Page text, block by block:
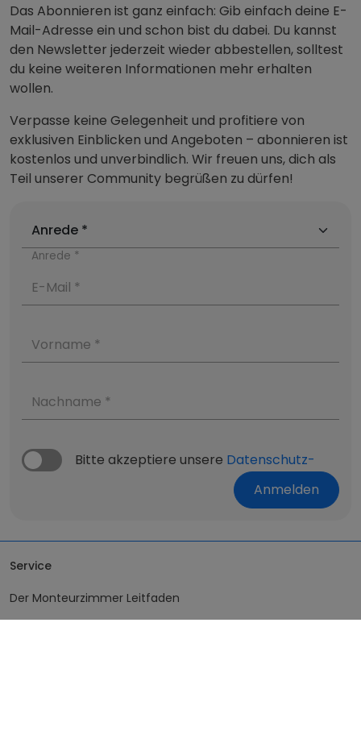
Das Abonnieren ist ganz einfach: Gib einfach deine E-
Mail-Adresse ein und schon bist du dabei. Du kannst
den Newsletter jederzeit wieder abbestellen, solltest
du keine weiteren Informationen mehr erhalten
wollen.
Verpasse keine Gelegenheit und profitiere von
exklusiven Einblicken und Angeboten – abonnieren ist
kostenlos und unverbindlich. Wir freuen uns, dich als
Teil unserer Community begrüßen zu dürfen!
Anrede *
E-Mail *
Vorname *
Nachname *
Bitte akzeptiere unsere Datenschutz-
Anmelden
Service
Der Monteurzimmer Leitfaden